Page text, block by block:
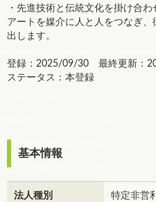
・先進技術と伝統文化を掛け合
アートを媒介に人と人をつなぎ
出します。
登録：2025/09/30 最終更新：
ステータス：本登録
基本情報
法人種別 特定非営